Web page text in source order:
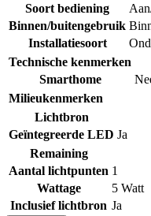
Soort bediening
Binnen/buitengebruik
Installatiesoort
Technische kenmerken
Smarthome
Milieukenmerken
Lichtbron
Geïntegreerde LED Ja
Remaining
Aantal lichtpunten 1
Wattage
5 Watt
Inclusief lichtbron Ja